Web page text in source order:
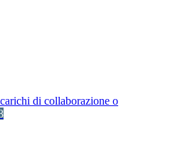
di collaborazione o